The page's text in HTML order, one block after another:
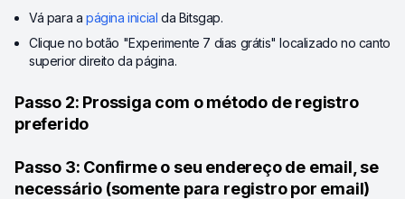
Vá para a página inicial da Bitsgap.
Clique no botão "Experimente 7 dias grátis" localizado no canto
superior direito da página.
Passo 2: Prossiga com o método de registro
preferido
Passo 3: Confirme o seu endereço de email, se
necessário (somente para registro por email)